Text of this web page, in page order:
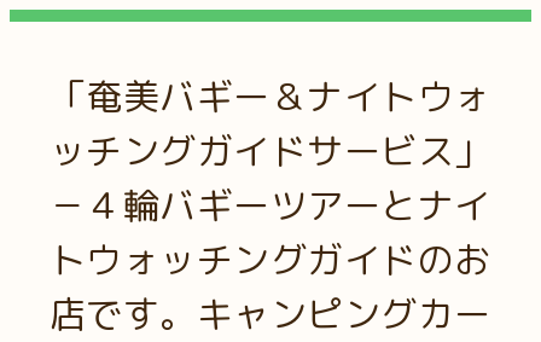
「奄美バギー＆ナイトウォ
ッチングガイドサービス」
－４輪バギーツアーとナイ
トウォッチングガイドのお
店です。キャンピングカー